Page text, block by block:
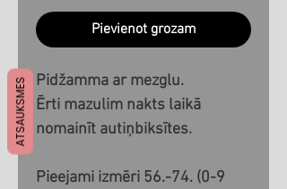
Pievienot grozam
Pidžamma ar mezglu.
Ērti mazulim nakts laikā
nomainīt autiņbiksītes.
Pieejami izmēri 56.-74. (0-9
ATSAUKSMES